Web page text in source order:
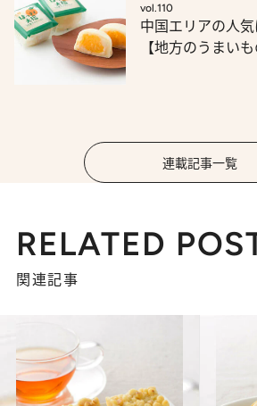
vol.110
中国エリアの人
【地方のうまい
連載記事一覧
RELATED
関連記事